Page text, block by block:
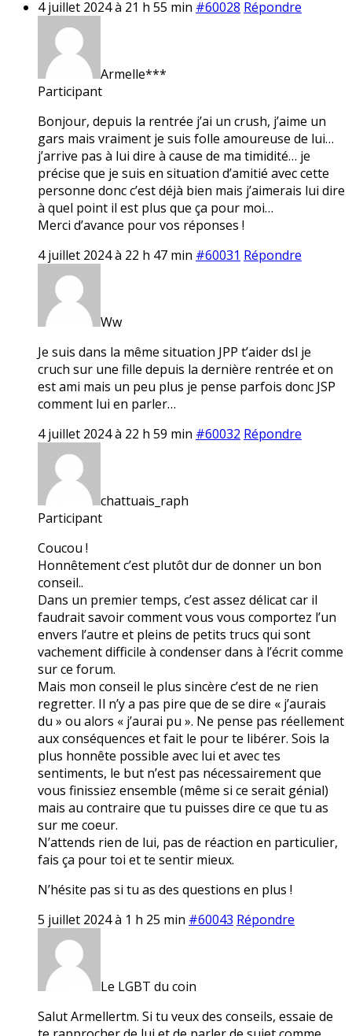
4 juillet 2024 à 21 h 55 min #60028 Répondre
Armelle***
Participant
Bonjour, depuis la rentrée j’ai un crush, j’aime un
gars mais vraiment je suis folle amoureuse de lui…
j’arrive pas à lui dire à cause de ma timidité… je
précise que je suis en situation d’amitié avec cette
personne donc c’est déjà bien mais j’aimerais lui dire
à quel point il est plus que ça pour moi…
Merci d’avance pour vos réponses !
4 juillet 2024 à 22 h 47 min #60031 Répondre
Ww
Je suis dans la même situation JPP t’aider dsl je
cruch sur une fille depuis la dernière rentrée et on
est ami mais un peu plus je pense parfois donc JSP
comment lui en parler…
4 juillet 2024 à 22 h 59 min #60032 Répondre
chattuais_raph
Participant
Coucou !
Honnêtement c’est plutôt dur de donner un bon
conseil..
Dans un premier temps, c’est assez délicat car il
faudrait savoir comment vous vous comportez l’un
envers l’autre et pleins de petits trucs qui sont
vachement difficile à condenser dans à l’écrit comme
sur ce forum.
Mais mon conseil le plus sincère c’est de ne rien
regretter. Il n’y a pas pire que de se dire « j’aurais
du » ou alors « j’aurai pu ». Ne pense pas réellement
aux conséquences et fait le pour te libérer. Sois la
plus honnête possible avec lui et avec tes
sentiments, le but n’est pas nécessairement que
vous finissiez ensemble (même si ce serait génial)
mais au contraire que tu puisses dire ce que tu as
sur me coeur.
N’attends rien de lui, pas de réaction en particulier,
fais ça pour toi et te sentir mieux.
N’hésite pas si tu as des questions en plus !
5 juillet 2024 à 1 h 25 min #60043 Répondre
Le LGBT du coin
Salut Armellertm. Si tu veux des conseils, essaie de